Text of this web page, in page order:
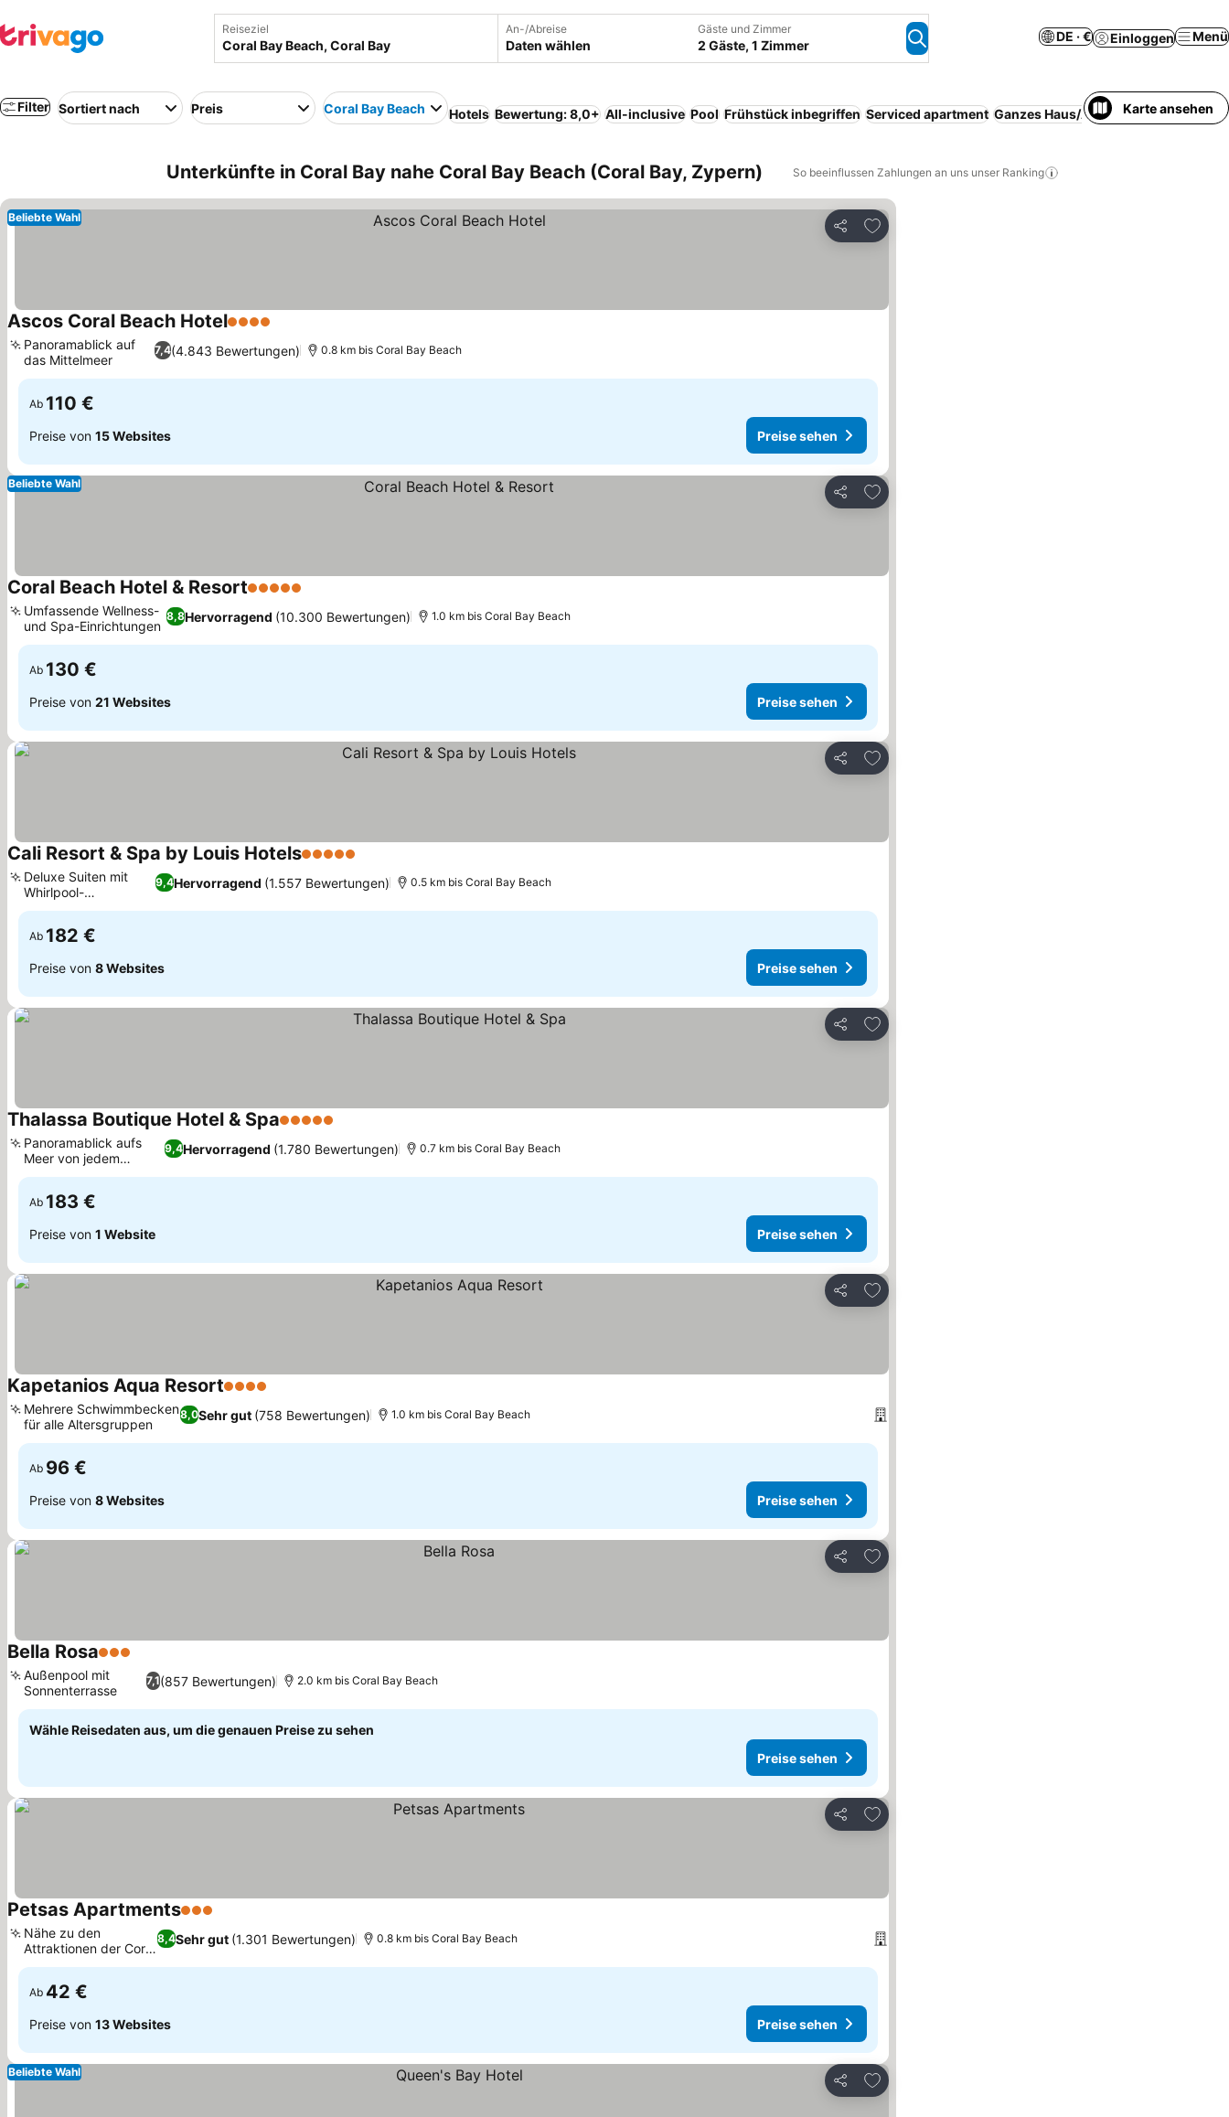
Reiseziel An-/Abreise
Daten wählen
Gäste und Zimmer
2 Gäste, 1 Zimmer
DE · € Einloggen Menü
Filter Sortiert nach Preis Coral Bay Beach Hotels Bewertung: 8,0+ All-inclusive Pool Frühstück inbegriffen Serviced apartment Ganzes Haus/Apartment Resort
Karte ansehen
Unterkünfte in Coral Bay nahe Coral Bay Beach (Coral Bay, Zypern) So beeinflussen Zahlungen an uns unser Ranking
Teilen
Zu Favoriten hinzufügen
Beliebte Wahl
Ascos Coral Beach Hotel4 Sterne
7,4(4.843 Bewertungen)
Panoramablick auf
das Mittelmeer
0.8 km bis Coral Bay Beach
Ab 110 €
Preise von 15 Websites Preise sehen
Teilen
Zu Favoriten hinzufügen
Beliebte Wahl
Coral Beach Hotel & Resort5 Sterne
8,8Hervorragend (10.300 Bewertungen)
Umfassende Wellness-
und Spa-Einrichtungen
1.0 km bis Coral Bay Beach
Ab 130 €
Preise von 21 Websites Preise sehen
Teilen
Zu Favoriten hinzufügen
Cali Resort & Spa by Louis Hotels5 Sterne
9,4Hervorragend (1.557 Bewertungen)
Deluxe Suiten mit
Whirlpool-
Badewannen
0.5 km bis Coral Bay Beach
Ab 182 €
Preise von 8 Websites Preise sehen
Teilen
Zu Favoriten hinzufügen
Thalassa Boutique Hotel & Spa5 Sterne
9,4Hervorragend (1.780 Bewertungen)
Panoramablick aufs
Meer von jedem
Zimmer
0.7 km bis Coral Bay Beach
Ab 183 €
Preise von 1 Website Preise sehen
Teilen
Zu Favoriten hinzufügen
Kapetanios Aqua Resort4 Sterne
8,0Sehr gut (758 Bewertungen)
Mehrere Schwimmbecken
für alle Altersgruppen
1.0 km bis Coral Bay Beach
Ab 96 €
Preise von 8 Websites Preise sehen
Teilen
Zu Favoriten hinzufügen
Bella Rosa3 Sterne
7,1(857 Bewertungen)
Außenpool mit
Sonnenterrasse
2.0 km bis Coral Bay Beach
Wähle Reisedaten aus, um die genauen Preise zu sehen
Preise sehen
Teilen
Zu Favoriten hinzufügen
Petsas Apartments3 Sterne
8,4Sehr gut (1.301 Bewertungen)
Nähe zu den
Attraktionen der Coral
Bay
0.8 km bis Coral Bay Beach
Ab 42 €
Preise von 13 Websites Preise sehen
Teilen
Zu Favoriten hinzufügen
Beliebte Wahl